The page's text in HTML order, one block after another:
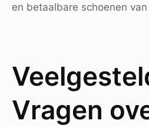
en betaalbare schoenen van
Vragen